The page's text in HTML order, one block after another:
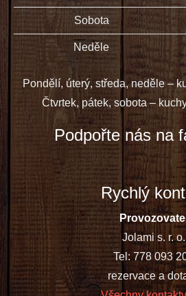
Sobota
Neděle
Pondělí, úterý, středa, neděle –
Čtvrtek, pátek, sobota –
Podpořte nás na
Rychlý
Provozovatel
Jolami s. r. o.
Tel: 778 093
rezervace a